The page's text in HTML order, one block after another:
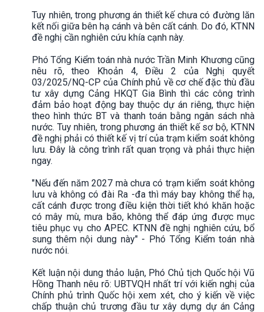
Tuy nhiên, trong phương án thiết kế chưa có đường lăn
kết nối giữa bên hạ cánh và bên cất cánh. Do đó, KTNN
đề nghị cần nghiên cứu khía cạnh này.
Phó Tổng Kiểm toán nhà nước Trần Minh Khương cũng
nêu rõ, theo Khoản 4, Điều 2 của Nghị quyết
03/2025/NQ-CP của Chính phủ về cơ chế đặc thù đầu
tư xây dựng Cảng HKQT Gia Bình thì các công trình
đảm bảo hoạt động bay thuộc dự án riêng, thực hiện
theo hình thức BT và thanh toán bằng ngân sách nhà
nước. Tuy nhiên, trong phương án thiết kế sơ bộ, KTNN
đề nghị phải có thiết kế vị trí của trạm kiểm soát không
lưu. Đây là công trình rất quan trọng và phải thực hiện
ngay.
"Nếu đến năm 2027 mà chưa có trạm kiểm soát không
lưu và không có đài Ra -đa thì máy bay không thể hạ,
cất cánh được trong điều kiện thời tiết khó khăn hoặc
có mây mù, mưa bão, không thể đáp ứng được mục
tiêu phục vụ cho APEC. KTNN đề nghị nghiên cứu, bổ
sung thêm nội dung này" - Phó Tổng Kiểm toán nhà
nước nói.
Kết luận nội dung thảo luận, Phó Chủ tịch Quốc hội Vũ
Hồng Thanh nêu rõ: UBTVQH nhất trí với kiến nghị của
Chính phủ trình Quốc hội xem xét, cho ý kiến về việc
chấp thuận chủ trương đầu tư xây dựng dự án Cảng